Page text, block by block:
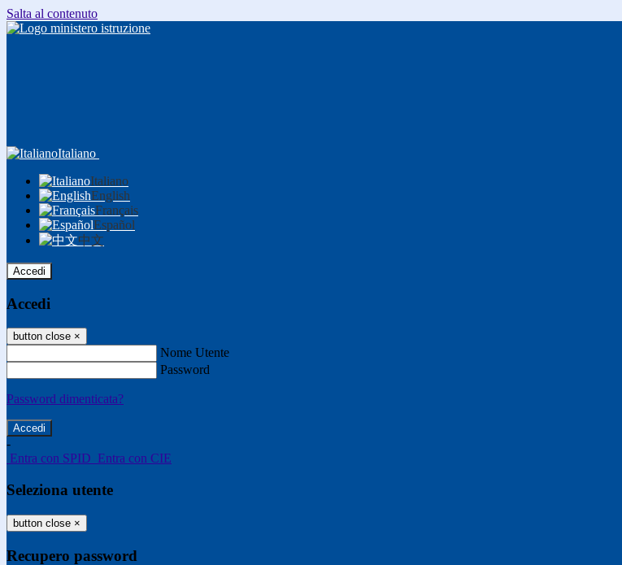
Salta al contenuto
Italiano
Italiano
English
Français
Español
中文
Accedi
Accedi
button close ×
Nome Utente
Password
Password dimenticata?
-
Entra con SPID Entra con CIE
Seleziona utente
button close ×
Recupero password